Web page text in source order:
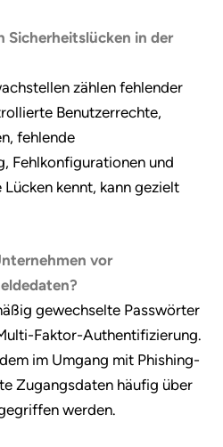
Sicherheitslücken in der
zählen fehlender
Benutzerrechte,
fehlende
Fehlkonfigurationen und
kennt, kann gezielt
vor
gewechselte Passwörter
Faktor-Authentifizierung.
im Umgang mit Phishing-
Zugangsdaten häufig über
werden.